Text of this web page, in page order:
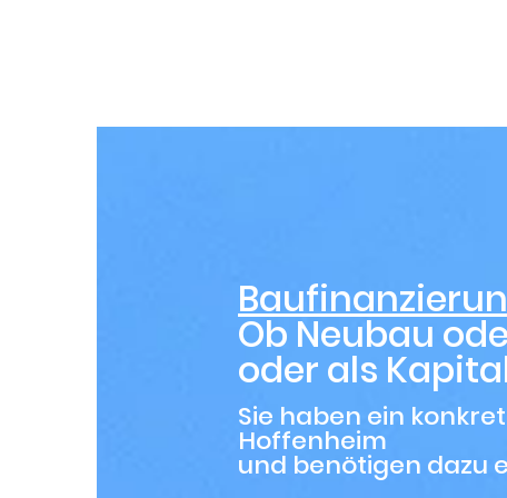
Ob Neubau
oder als
Sie haben ein
Hoffenheim
und benötigen dazu